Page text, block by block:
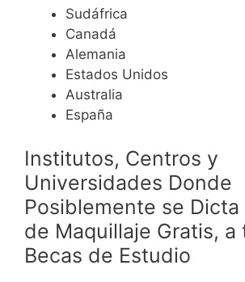
Sudáfrica
Canadá
Alemania
Estados Unidos
Australia
España
Institutos, Centros y
Universidades Donde
Posiblemente se Dicta
de Maquillaje Gratis, a
Becas de Estudio